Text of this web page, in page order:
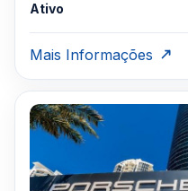
Ativo
Mais Informações